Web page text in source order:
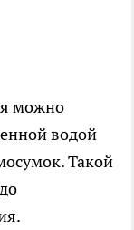
можно
водой
Такой